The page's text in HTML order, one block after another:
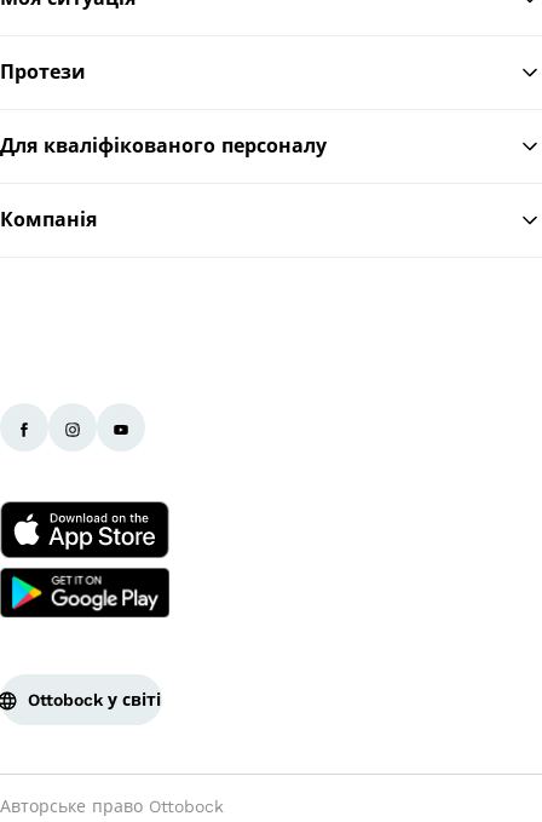
Протези
Для кваліфікованого персоналу
Компанія
Ottobock у світі
Авторське право Ottobock